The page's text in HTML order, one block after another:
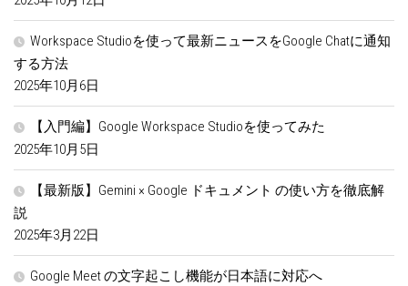
Workspace Studioを使って最新ニュースをGoogle Chatに通知
する方法
2025年10月6日
【入門編】Google Workspace Studioを使ってみた
2025年10月5日
【最新版】Gemini × Google ドキュメント の使い方を徹底解
説
2025年3月22日
Google Meet の文字起こし機能が日本語に対応へ